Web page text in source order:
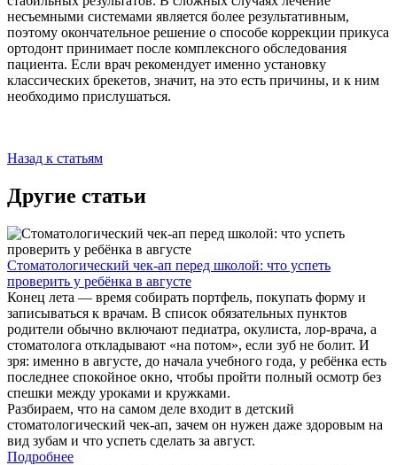
несъемными системами является более результативным,
поэтому окончательное решение о способе коррекции прикуса
ортодонт принимает после комплексного обследования
пациента. Если врач рекомендует именно установку
классических брекетов, значит, на это есть причины, и к ним
необходимо прислушаться.
Назад к статьям
Другие статьи
Стоматологический чек-ап перед школой: что успеть
проверить у ребёнка в августе
Конец лета — время собирать портфель, покупать форму и
записываться к врачам. В список обязательных пунктов
родители обычно включают педиатра, окулиста, лор-врача, а
стоматолога откладывают «на потом», если зуб не болит. И
зря: именно в августе, до начала учебного года, у ребёнка есть
последнее спокойное окно, чтобы пройти полный осмотр без
спешки между уроками и кружками.
Разбираем, что на самом деле входит в детский
стоматологический чек-ап, зачем он нужен даже здоровым на
вид зубам и что успеть сделать за август.
Подробнее